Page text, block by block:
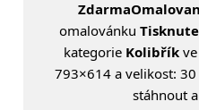
omalovánku
kategorie Kolibříkve
793×614 a velikost:
stáhnout